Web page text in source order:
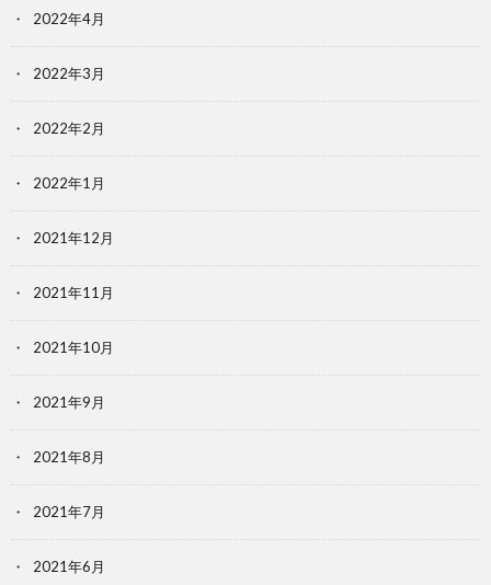
2022年4月
2022年3月
2022年2月
2022年1月
2021年12月
2021年11月
2021年10月
2021年9月
2021年8月
2021年7月
2021年6月